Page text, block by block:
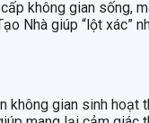
không gian sống,
Nhà giúp “lột xác”
gian sinh